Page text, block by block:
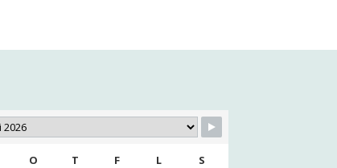
O T F L S